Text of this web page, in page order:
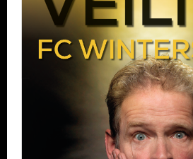
SPONSOREN
CONTACT